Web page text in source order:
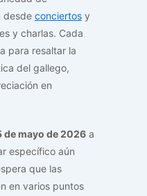
desde conciertos y
y charlas. Cada
para resaltar la
del gallego,
en
de mayo de 2026 a
específico aún
que las
en varios puntos